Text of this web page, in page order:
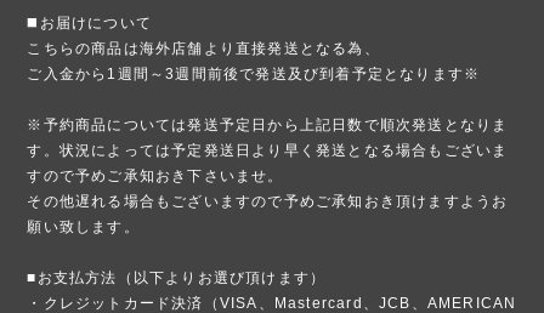
◼️お届けについて
こちらの商品は海外店舗より直接発送となる為、
ご入金から1週間～3週間前後で発送及び到着予定となります※
※予約商品については発送予定日から上記日数で順次発送となりま
す。状況によっては予定発送日より早く発送となる場合もございま
すので予めご承知おき下さいませ。
その他遅れる場合もございますので予めご承知おき頂けますようお
願い致します。
■お支払方法（以下よりお選び頂けます）
・クレジットカード決済（VISA、Mastercard、JCB、AMERICAN